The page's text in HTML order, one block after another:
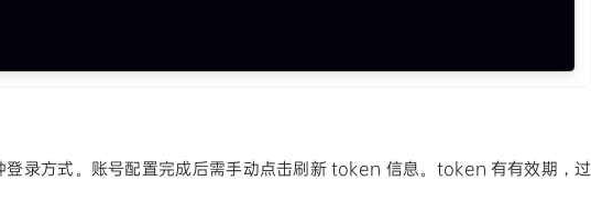
登录方式。账号配置完成后需手动点击刷新 token 信息。token 有有效期，过